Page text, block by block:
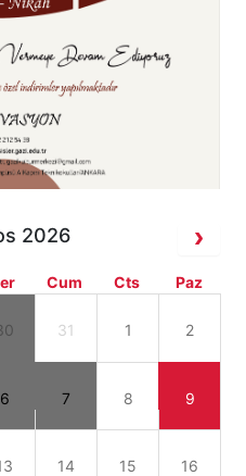
2026
Cum Cts Paz
31 1 2
6 7 8 9
14 15 16